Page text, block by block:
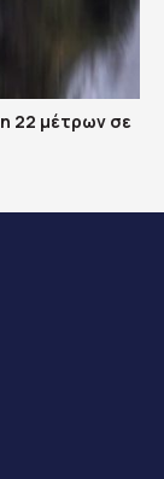
22 μέτρων σε